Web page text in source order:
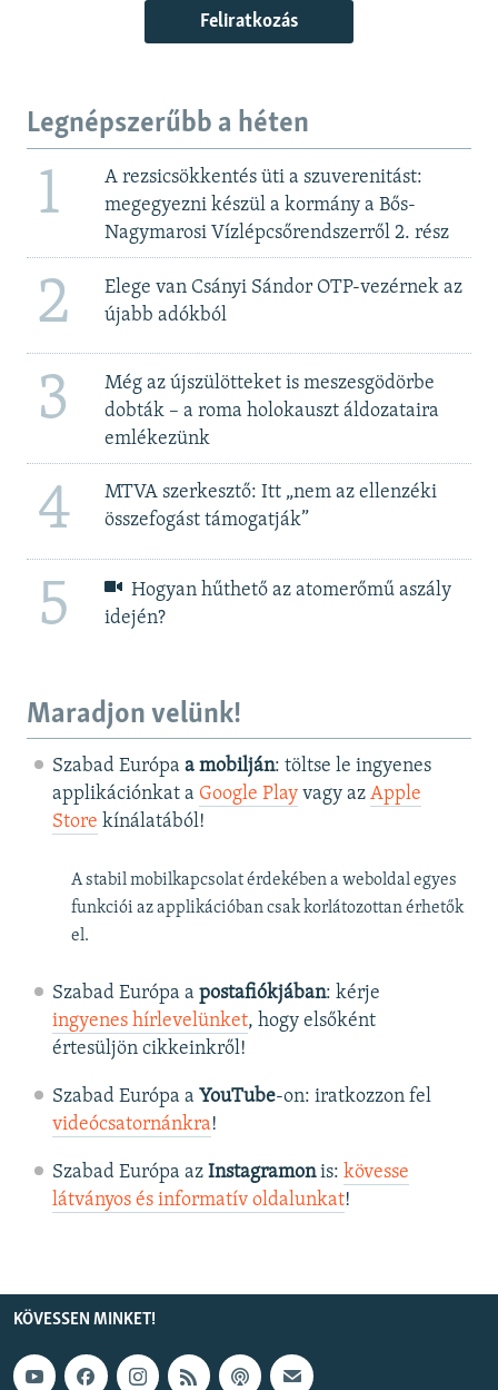
Feliratkozás
Legnépszerűbb a héten
1
A rezsicsökkentés üti a szuverenitást:
megegyezni készül a kormány a Bős-
Nagymarosi Vízlépcsőrendszerről 2. rész
2
Elege van Csányi Sándor OTP-vezérnek az
újabb adókból
3
Még az újszülötteket is meszesgödörbe
dobták – a roma holokauszt áldozataira
emlékezünk
4
MTVA szerkesztő: Itt „nem az ellenzéki
összefogást támogatják”
5
Hogyan hűthető az atomerőmű aszály
idején?
Maradjon velünk!
Szabad Európa a mobilján: töltse le ingyenes
applikációnkat a Google Playvagy az Apple
Store kínálatából!
A stabil mobilkapcsolat érdekében a weboldal egyes
funkciói az applikációban csak korlátozottan érhetők
el.
Szabad Európa a postafiókjában: kérje
ingyenes hírlevelünket, hogy elsőként
értesüljön cikkeinkről!
Szabad Európa a YouTube-on: iratkozzon fel
videócsatornánkra!
Szabad Európa az Instagramonis: kövesse
látványos és informatív oldalunkat! ​
KÖVESSEN MINKET!